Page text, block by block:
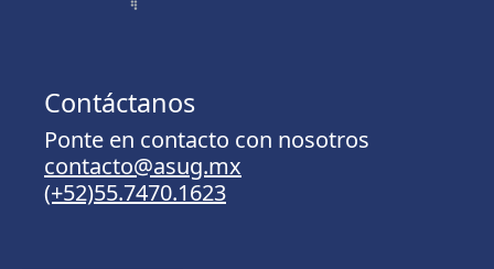
Contáctanos
Ponte en contacto con nosotros
contacto@asug.mx
(+52)55.7470.1623